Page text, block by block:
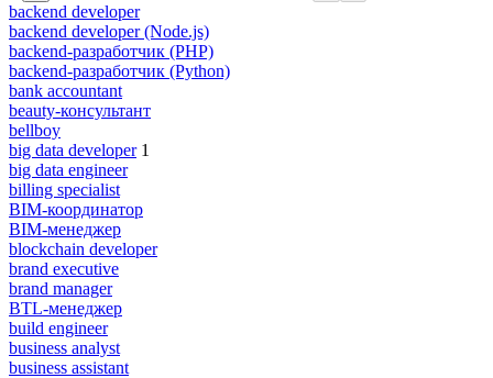
backend developer
backend developer (Node.js)
backend-разработчик (PHP)
backend-разработчик (Python)
bank accountant
beauty-консультант
bellboy
big data developer 1
big data engineer
billing specialist
BIM-координатор
BIM-менеджер
blockchain developer
brand executive
brand manager
BTL-менеджер
build engineer
business analyst
business assistant